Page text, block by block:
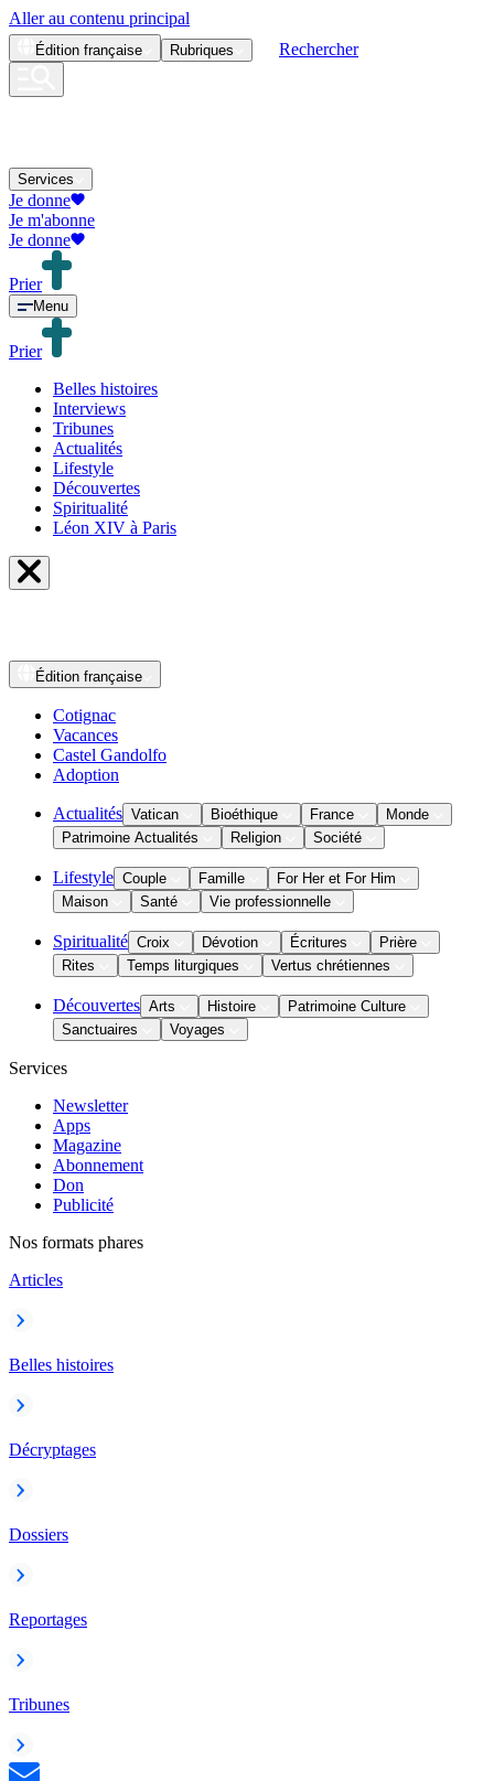
Aller au contenu principal
Édition française Rubriques Rechercher
Services
Je donne
Je m'abonne
Je donne
Prier
Menu
Prier
Belles histoires
Interviews
Tribunes
Actualités
Lifestyle
Découvertes
Spiritualité
Léon XIV à Paris
Édition française
Cotignac
Vacances
Castel Gandolfo
Adoption
Actualités Vatican Bioéthique France
Monde
Patrimoine Actualités
Religion Société
Lifestyle Couple Famille
For Her et For Him
Maison
Santé Vie professionnelle
Spiritualité Croix Dévotion Écritures
Prière
Rites
Temps liturgiques Vertus chrétiennes
Découvertes Arts Histoire
Patrimoine Culture
Sanctuaires
Voyages
Services
Newsletter
Apps
Magazine
Abonnement
Don
Publicité
Nos formats phares
Articles
Belles histoires
Décryptages
Dossiers
Reportages
Tribunes